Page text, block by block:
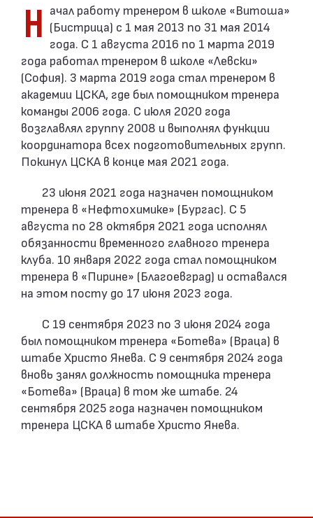
Начал работу тренером в школе «Витоша» (Бистрица) с 1 мая 2013 по 31 мая 2014
года. С 1 августа 2016 по 1 марта 2019
года работал тренером в школе «Левски»
(София). 3 марта 2019 года стал тренером в
академии ЦСКА, где был помощником тренера
команды 2006 года. С июля 2020 года
возглавлял группу 2008 и выполнял функции
координатора всех подготовительных групп.
Покинул ЦСКА в конце мая 2021 года.
23 июня 2021 года назначен помощником
тренера в «Нефтохимике» (Бургас). С 5
августа по 28 октября 2021 года исполнял
обязанности временного главного тренера
клуба. 10 января 2022 года стал помощником
тренера в «Пирине» (Благоевград) и оставался
на этом посту до 17 июня 2023 года.
С 19 сентября 2023 по 3 июня 2024 года
был помощником тренера «Ботева» (Враца) в
штабе Христо Янева. С 9 сентября 2024 года
вновь занял должность помощника тренера
«Ботева» (Враца) в том же штабе. 24
сентября 2025 года назначен помощником
тренера ЦСКА в штабе Христо Янева.